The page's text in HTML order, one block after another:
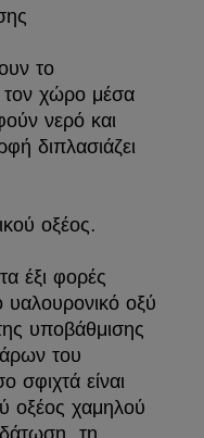
το
τον χώρο μέσα
νερό και
διπλασιάζει
οξέος.
έξι φορές
οξύ
υποβάθμισης
του
είναι
οξέος χαμηλού